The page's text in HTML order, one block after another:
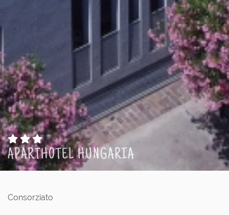
APARTHOTEL HUNGARIA
Consorziato